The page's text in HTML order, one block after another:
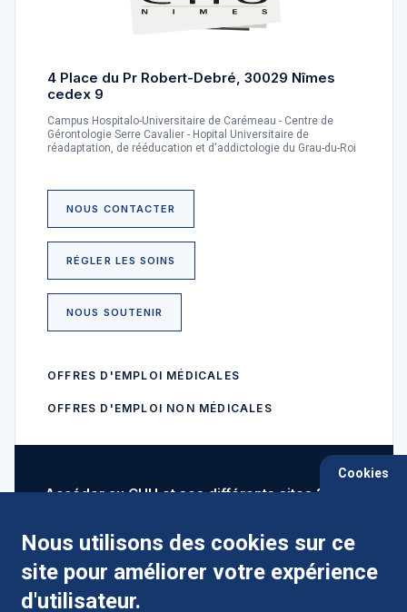
4 Place du Pr Robert-Debré, 30029 Nîmes
cedex 9
Campus Hospitalo-Universitaire de Carémeau - Centre de
Gérontologie Serre Cavalier - Hopital Universitaire de
réadaptation, de rééducation et d'addictologie du Grau-du-Roi
NOUS CONTACTER
RÉGLER LES SOINS
NOUS SOUTENIR
OFFRES D'EMPLOI MÉDICALES
OFFRES D'EMPLOI NON MÉDICALES
Accéder au CHU et ses différents sites ?
Comment préparer mon hospitalisation ?
Cookies
Nous utilisons des cookies sur ce
site pour améliorer votre expérience
d'utilisateur.